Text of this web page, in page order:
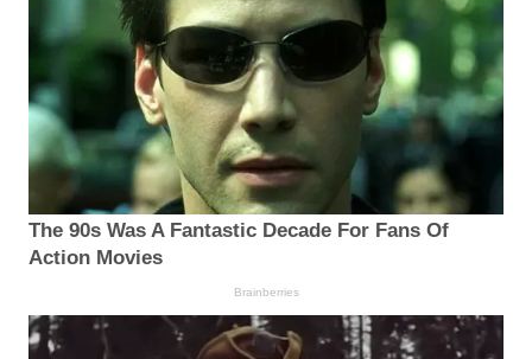
The 90s Was A Fantastic Decade For Fans Of
Action Movies
Brainberries